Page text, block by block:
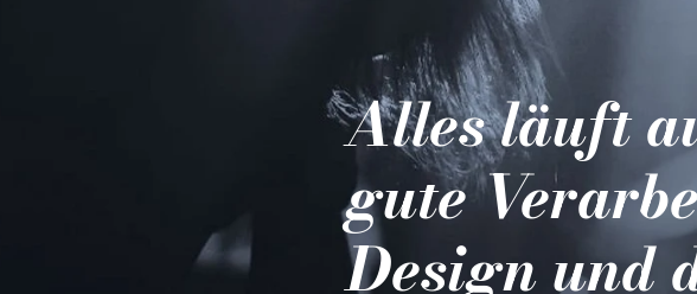
Alles läuft
gute
Design und